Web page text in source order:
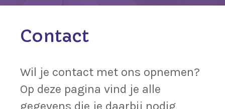
Contact
Wil je contact met ons opnemen?
Op deze pagina vind je alle
gegevens die je daarbij nodig